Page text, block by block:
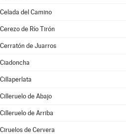
Celada del Camino
Cerezo de Río Tirón
Cerratón de Juarros
Ciadoncha
Cillaperlata
Cilleruelo de Abajo
Cilleruelo de Arriba
Ciruelos de Cervera